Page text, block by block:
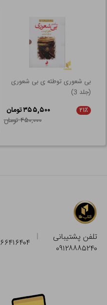
بی شعوری توطئه ی بی شعوری
(جلد 3)
۲۱٪
۳۵۵,۵۰۰ تومان
۴۵۰,۰۰۰ تومان
تلفن پشتیبانی
۰۹۱۲۸۸۸۵۲۴۰
۶۶۴۱۶۴۰۴